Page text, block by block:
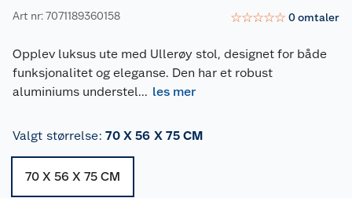
Art nr: 7071189360158 ☆☆☆☆☆ 0omtaler
Opplev luksus ute med Ullerøy stol, designet for både
funksjonalitet og eleganse. Den har et robust
aluminiums understel... les mer
Valgt størrelse: 70 X 56 X 75 CM
70 X 56 X 75 CM